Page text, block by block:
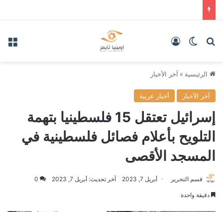
بحث عنالوضع المظلم
الرئيسية » آخر الأخبار
آخر الأخبار أخبار عربية
إسرائيل تعتقل 15 فلسطينيا بتهمة
التلويح بأعلام فصائل فلسطينية في
المسجد الأقصى
قسم التحرير أبريل 7, 2023 آخر تحديث: أبريل 7, 2023 0
دقيقة واحدة